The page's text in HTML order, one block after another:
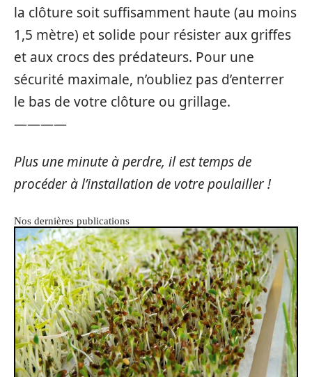
la clôture soit suffisamment haute (au moins
1,5 mètre) et solide pour résister aux griffes
et aux crocs des prédateurs. Pour une
sécurité maximale, n’oubliez pas d’enterrer
le bas de votre clôture ou grillage.
————
Plus une minute à perdre, il est temps de
procéder à l’installation de votre poulailler !
Nos dernières publications